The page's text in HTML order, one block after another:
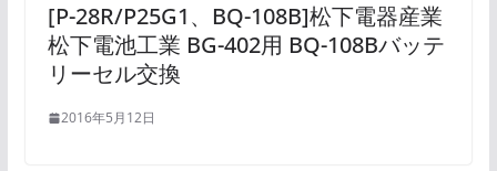
[P-28R/P25G1、BQ-108B]松下電器産業
松下電池工業 BG-402用 BQ-108Bバッテ
リーセル交換
2016年5月12日